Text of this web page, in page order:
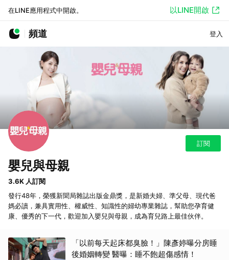
在LINE應用程式中開啟。 以LINE開啟
頻道 登入
訂閱
嬰兒與母親
3.6K 人訂閱
發行48年，榮獲新聞局雜誌出版金鼎獎，是新婚夫婦、準父母、現代爸
媽必讀，兼具實用性、權威性、知識性的婦幼專業雜誌，幫助您孕育健
康、優秀的下一代，歡迎加入嬰兒與母親，成為育兒路上最佳伙伴。
「以前每天起床都臭臉！」陳彥婷曝分房睡
後婚姻轉變 醫曝：睡不飽超傷感情！